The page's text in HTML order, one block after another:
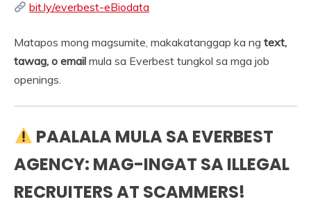
bit.ly/everbest-eBiodata
Matapos mong magsumite, makakatanggap ka ng text,
tawag, o email mula sa Everbest tungkol sa mga job
openings.
PAALALA MULA SA EVERBEST
AGENCY: MAG-INGAT SA ILLEGAL
RECRUITERS AT SCAMMERS!